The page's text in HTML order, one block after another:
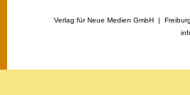
Verlag für Neue Medien GmbH |